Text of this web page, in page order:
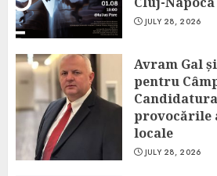
JULY 28, 2026
Avram Gal
pentru
provocările
locale
JULY 28, 2026